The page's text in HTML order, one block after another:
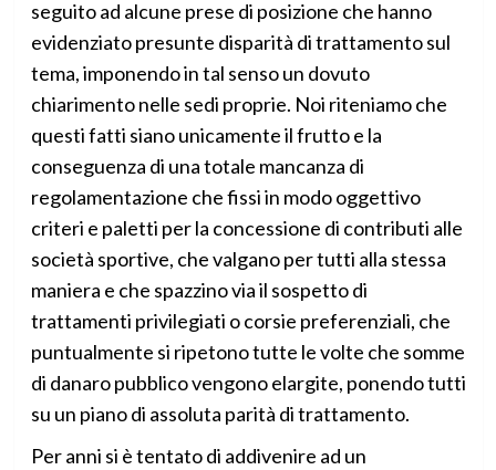
seguito ad alcune prese di posizione che hanno
evidenziato presunte disparità di trattamento sul
tema, imponendo in tal senso un dovuto
chiarimento nelle sedi proprie. Noi riteniamo che
questi fatti siano unicamente il frutto e la
conseguenza di una totale mancanza di
regolamentazione che fissi in modo oggettivo
criteri e paletti per la concessione di contributi alle
società sportive, che valgano per tutti alla stessa
maniera e che spazzino via il sospetto di
trattamenti privilegiati o corsie preferenziali, che
puntualmente si ripetono tutte le volte che somme
di danaro pubblico vengono elargite, ponendo tutti
su un piano di assoluta parità di trattamento.
Per anni si è tentato di addivenire ad un